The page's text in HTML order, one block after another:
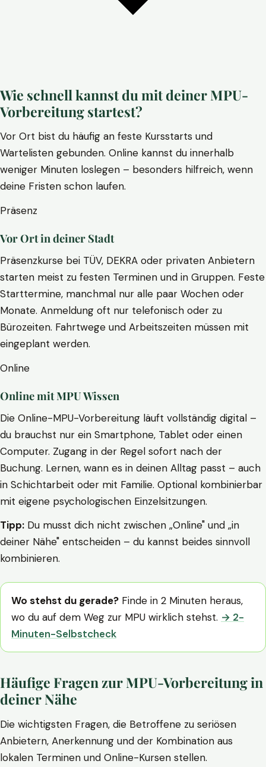
Wie schnell kannst du mit deiner MPU-
Vorbereitung startest?
Vor Ort bist du häufig an feste Kursstarts und
Wartelisten gebunden. Online kannst du innerhalb
weniger Minuten loslegen – besonders hilfreich, wenn
deine Fristen schon laufen.
Präsenz
Vor Ort in deiner Stadt
Präsenzkurse bei TÜV, DEKRA oder privaten Anbietern
starten meist zu festen Terminen und in Gruppen. Feste
Starttermine, manchmal nur alle paar Wochen oder
Monate. Anmeldung oft nur telefonisch oder zu
Bürozeiten. Fahrtwege und Arbeitszeiten müssen mit
eingeplant werden.
Online
Online mit MPU Wissen
Die Online-MPU-Vorbereitung läuft vollständig digital –
du brauchst nur ein Smartphone, Tablet oder einen
Computer. Zugang in der Regel sofort nach der
Buchung. Lernen, wann es in deinen Alltag passt – auch
in Schichtarbeit oder mit Familie. Optional kombinierbar
mit eigene psychologischen Einzelsitzungen.
Tipp: Du musst dich nicht zwischen „Online" und „in
deiner Nähe" entscheiden – du kannst beides sinnvoll
kombinieren.
Wo stehst du gerade? Finde in 2 Minuten heraus,
wo du auf dem Weg zur MPU wirklich stehst. → 2-
Minuten-Selbstcheck
Häufige Fragen zur MPU-Vorbereitung in
deiner Nähe
Die wichtigsten Fragen, die Betroffene zu seriösen
Anbietern, Anerkennung und der Kombination aus
lokalen Terminen und Online-Kursen stellen.